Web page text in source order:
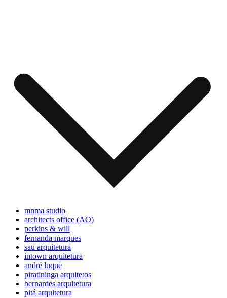
mnma studio
architects office (AO)
perkins & will
fernanda marques
sau arquitetura
intown arquitetura
andré luque
piratininga arquitetos
bernardes arquitetura
pitá arquitetura